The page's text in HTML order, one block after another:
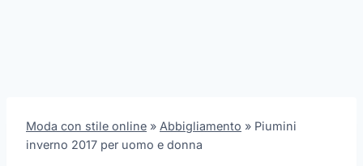
Moda con stile online » Abbigliamento » Piumini
inverno 2017 per uomo e donna